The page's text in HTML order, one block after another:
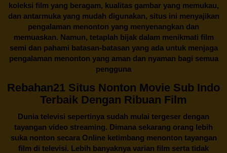
koleksi film yang beragam, kualitas gambar yang memukau,
dan antarmuka yang mudah digunakan, situs ini menyajikan
pengalaman menonton yang menyenangkan dan
memuaskan. Namun, tetaplah bijak dalam menikmati film
semi dan pahami batasan-batasan yang ada untuk menjaga
pengalaman menonton yang aman dan nyaman bagi semua
pengguna
Rebahan21 Situs Nonton Movie Sub Indo
Terbaik Dengan Ribuan Film
Dunia televisi sepertinya sudah mulai tergeser dengan
tayangan video streaming. Dimana sekarang orang lebih
suka nonton secara Online ketimbang menonton tayangan
film di televisi. Lebih banyaknya varian film serta tidak